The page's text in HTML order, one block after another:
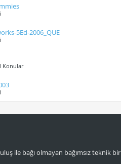
5Ed-2006_QUE
Konular
ile bağı olmayan bağımsız teknik bir